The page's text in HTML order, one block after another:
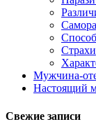
Страхи
Мужчина-
Настоящий
Свежие записи